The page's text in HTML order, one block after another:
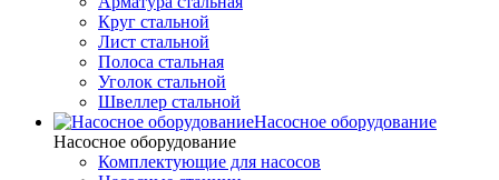
Круг стальной
Лист стальной
Полоса стальная
Уголок стальной
Швеллер стальной
Насосное оборудование
Насосное оборудование
Комплектующие для насосов